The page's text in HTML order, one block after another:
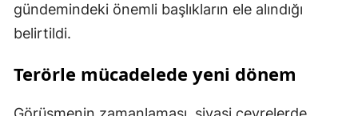
gündemindeki önemli başlıkların ele alındığı
belirtildi.
Terörle mücadelede yeni dönem